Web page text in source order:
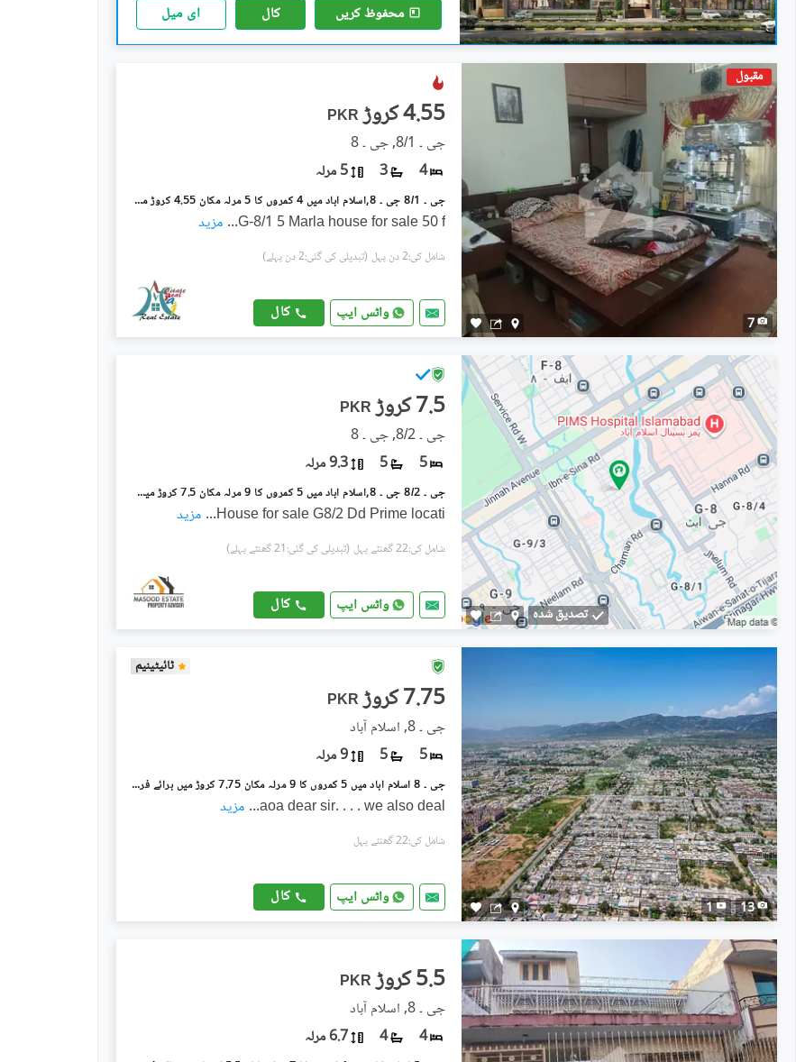
محفوظ کریں کال ای میل
مقبول
7
PKR 4.55 کروڑ
جی ۔ 8/1, جی ۔ 8
4
3 5 مرلہ
جی ۔ 8/1 جی ۔ 8,اسلام آباد میں 4 کمروں کا 5 مرلہ مکان 4.55 کروڑ میں برائے فروخت۔
G-8/1 5 Marla house for sale 50 f
... مزید
شامل کی:2 دن پہل (تبدیلی کی گئی:2 دن پہلے)
واٹس ایپ کال
تصدیق شدہ
PKR 7.5 کروڑ
جی ۔ 8/2, جی ۔ 8
5
5 9.3 مرلہ
جی ۔ 8/2 جی ۔ 8,اسلام آباد میں 5 کمروں کا 9 مرلہ مکان 7.5 کروڑ میں برائے فروخت۔
House for sale G8/2 Dd Prime locati
... مزید
شامل کی:22 گھنٹے پہل (تبدیلی کی گئی:21 گھنٹے پہلے)
واٹس ایپ کال
13
1
ٹائیٹینیم
PKR 7.75 کروڑ
جی ۔ 8, اسلام آباد
5
5 9 مرلہ
جی ۔ 8 اسلام آباد میں 5 کمروں کا 9 مرلہ مکان 7.75 کروڑ میں برائے فروخت۔
aoa dear sir. . . . we also deal
... مزید
شامل کی:22 گھنٹے پہل
واٹس ایپ کال
PKR 5.5 کروڑ
جی ۔ 8, اسلام آباد
4
4 6.7 مرلہ